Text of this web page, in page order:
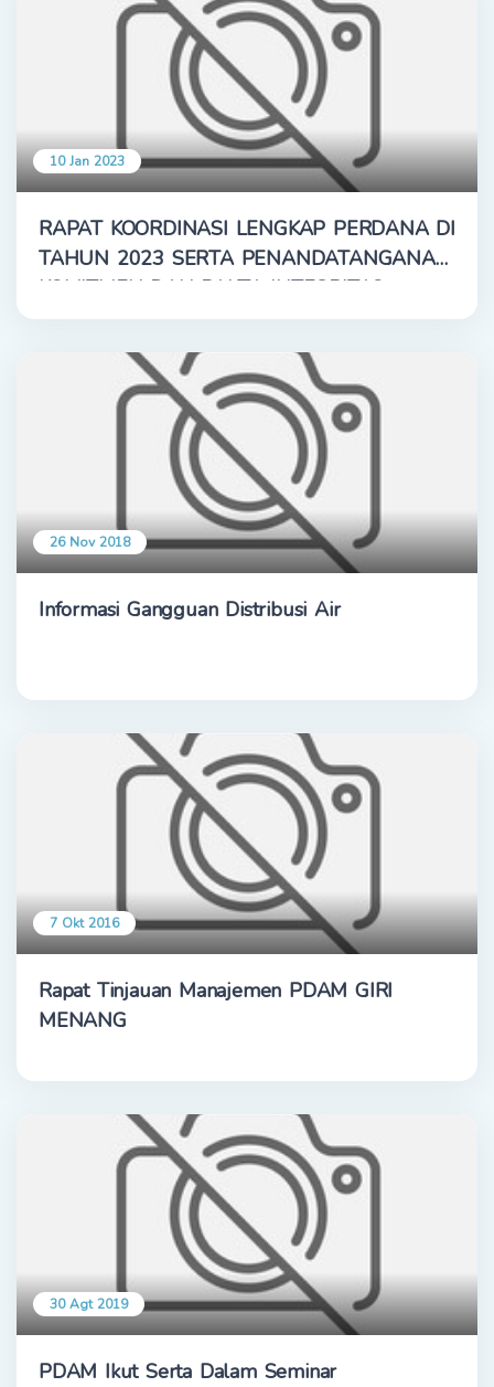
10 Jan 2023
RAPAT KOORDINASI LENGKAP PERDANA DI
TAHUN 2023 SERTA PENANDATANGANAN
KOMITMEN DAN PAKTA INTEGRITAS
26 Nov 2018
Informasi Gangguan Distribusi Air
7 Okt 2016
Rapat Tinjauan Manajemen PDAM GIRI
MENANG
30 Agt 2019
PDAM Ikut Serta Dalam Seminar